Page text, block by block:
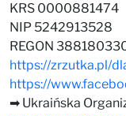
KRS 0000881474
NIP 5242913528
REGON
https://zrzutka.pl/
https://
➡ Ukraińska